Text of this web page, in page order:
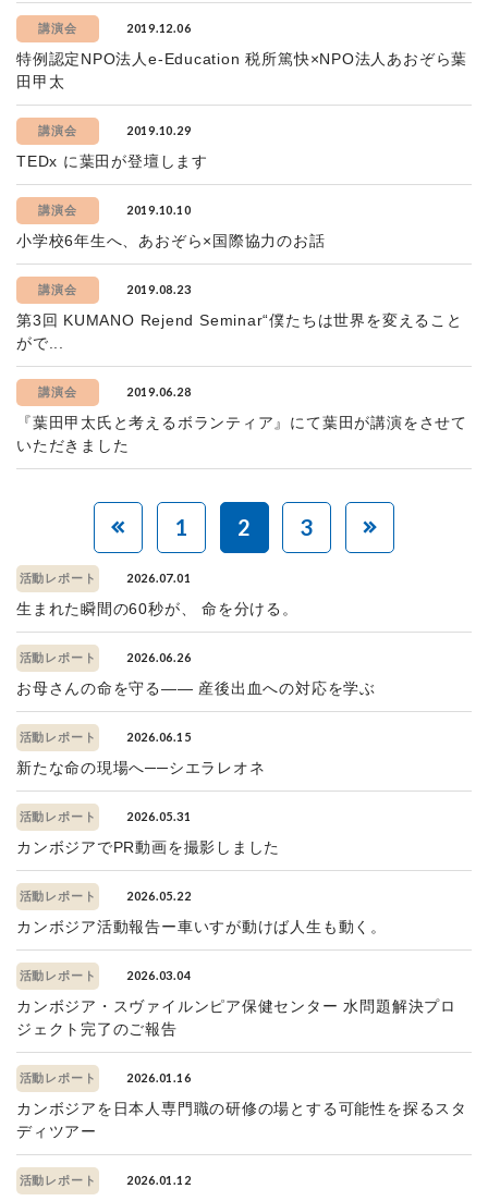
講演会 2019.12.06
特例認定NPO法人e-Education 税所篤快×NPO法人あおぞら葉
田甲太
講演会 2019.10.29
TEDx に葉田が登壇します
講演会 2019.10.10
小学校6年生へ、あおぞら×国際協力のお話
講演会 2019.08.23
第3回 KUMANO Rejend Seminar“僕たちは世界を変えること
がで...
講演会 2019.06.28
『葉田甲太氏と考えるボランティア』にて葉田が講演をさせて
いただきました
1 2 3
活動レポート 2026.07.01
生まれた瞬間の60秒が、 命を分ける。
活動レポート 2026.06.26
お母さんの命を守る—— 産後出血への対応を学ぶ
活動レポート 2026.06.15
新たな命の現場へ──シエラレオネ
活動レポート 2026.05.31
カンボジアでPR動画を撮影しました
活動レポート 2026.05.22
カンボジア活動報告ー車いすが動けば人生も動く。
活動レポート 2026.03.04
カンボジア・スヴァイルンピア保健センター 水問題解決プロ
ジェクト完了のご報告
活動レポート 2026.01.16
カンボジアを日本人専門職の研修の場とする可能性を探るスタ
ディツアー
活動レポート 2026.01.12